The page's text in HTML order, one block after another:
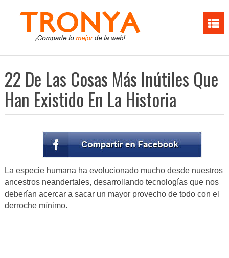
22 De Las Cosas Más Inútiles Que
Han Existido En La Historia
La especie humana ha evolucionado mucho desde nuestros
ancestros neandertales, desarrollando tecnologías que nos
deberían acercar a sacar un mayor provecho de todo con el
derroche mínimo.